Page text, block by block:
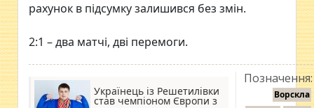
рахунок в підсумку залишився без змін.
2:1 – два матчі, дві перемоги.
Українець із Решетилівки
став чемпіоном Європи з
Позначення:
Ворскла